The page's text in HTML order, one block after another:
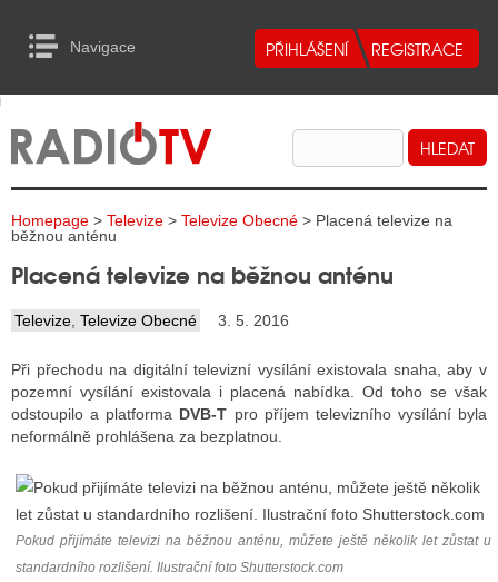
Navigace
RADIA
TELEVIZE
INTERNET
TISK
RÁDIÍ
RÁDIÍ
VYSÍLAČE
TELEVIZE
to Content
Homepage > Televize > Televize Obecné > Placená televize na
běžnou anténu
Placená televize na běžnou anténu
Televize Televize Obecné 3. 5. 2016
Při přechodu na digitální televizní vysílání existovala snaha, aby v
pozemní vysílání existovala i placená nabídka. Od toho se však
odstoupilo a platforma DVB-T pro příjem televizního vysílání byla
neformálně prohlášena za bezplatnou.
Pokud přijímáte televizi na běžnou anténu, můžete ještě několik let zůstat u
standardního rozlišení. Ilustrační foto Shutterstock.com